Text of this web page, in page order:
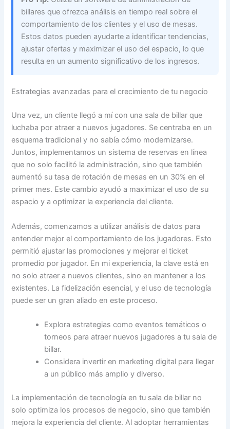
billares que ofrezca análisis en tiempo real sobre el
comportamiento de los clientes y el uso de mesas.
Estos datos pueden ayudarte a identificar tendencias,
ajustar ofertas y maximizar el uso del espacio, lo que
resulta en un aumento significativo de los ingresos.
Estrategias avanzadas para el crecimiento de tu negocio
Una vez, un cliente llegó a mí con una sala de billar que
luchaba por atraer a nuevos jugadores. Se centraba en un
esquema tradicional y no sabía cómo modernizarse.
Juntos, implementamos un sistema de reservas en línea
que no solo facilitó la administración, sino que también
aumentó su tasa de rotación de mesas en un 30% en el
primer mes. Este cambio ayudó a maximizar el uso de su
espacio y a optimizar la experiencia del cliente.
Además, comenzamos a utilizar análisis de datos para
entender mejor el comportamiento de los jugadores. Esto
permitió ajustar las promociones y mejorar el ticket
promedio por jugador. En mi experiencia, la clave está en
no solo atraer a nuevos clientes, sino en mantener a los
existentes. La fidelización esencial, y el uso de tecnología
puede ser un gran aliado en este proceso.
Explora estrategias como eventos temáticos o
torneos para atraer nuevos jugadores a tu sala de
billar.
Considera invertir en marketing digital para llegar
a un público más amplio y diverso.
La implementación de tecnología en tu sala de billar no
solo optimiza los procesos de negocio, sino que también
mejora la experiencia del cliente. Al adoptar herramientas